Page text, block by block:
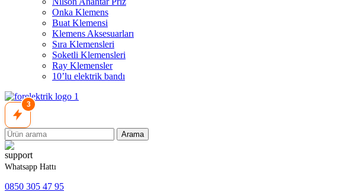
Onka Klemens
Buat Klemensi
Klemens Aksesuarları
Sıra Klemensleri
Soketli Klemensleri
Ray Klemensler
10’lu elektrik bandı
3
Arama
Whatsapp Hattı
0850 305 47 95